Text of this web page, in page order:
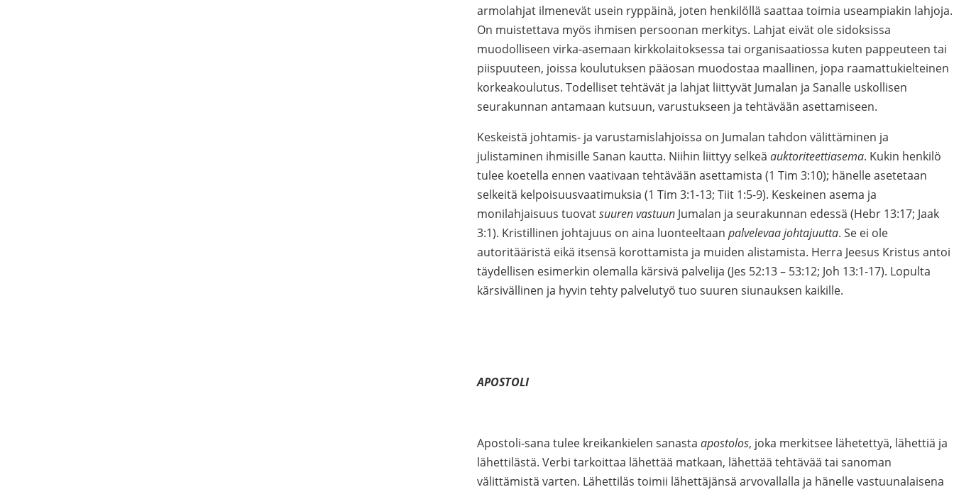
armolahjat ilmenevät usein ryppäinä, joten henkilöllä saattaa toimia useampiakin lahjoja.
On muistettava myös ihmisen persoonan merkitys. Lahjat eivät ole sidoksissa
muodolliseen virka-asemaan kirkkolaitoksessa tai organisaatiossa kuten pappeuteen tai
piispuuteen, joissa koulutuksen pääosan muodostaa maallinen, jopa raamattukielteinen
korkeakoulutus. Todelliset tehtävät ja lahjat liittyvät Jumalan ja Sanalle uskollisen
seurakunnan antamaan kutsuun, varustukseen ja tehtävään asettamiseen.
Keskeistä johtamis- ja varustamislahjoissa on Jumalan tahdon välittäminen ja
julistaminen ihmisille Sanan kautta. Niihin liittyy selkeä auktoriteettiasema. Kukin henkilö
tulee koetella ennen vaativaan tehtävään asettamista (1 Tim 3:10); hänelle asetetaan
selkeitä kelpoisuusvaatimuksia (1 Tim 3:1-13; Tiit 1:5-9). Keskeinen asema ja
monilahjaisuus tuovatsuuren vastuun Jumalan ja seurakunnan edessä (Hebr 13:17; Jaak
3:1). Kristillinen johtajuus on aina luonteeltaan palvelevaa johtajuutta. Se ei ole
autoritääristä eikä itsensä korottamista ja muiden alistamista. Herra Jeesus Kristus antoi
täydellisen esimerkin olemalla kärsivä palvelija (Jes 52:13 – 53:12; Joh 13:1-17). Lopulta
kärsivällinen ja hyvin tehty palvelutyö tuo suuren siunauksen kaikille.
APOSTOLI
Apostoli-sana tulee kreikankielen sanasta apostolos, joka merkitsee lähetettyä, lähettiä ja
lähettilästä. Verbi tarkoittaa lähettää matkaan, lähettää tehtävää tai sanoman
välittämistä varten. Lähettiläs toimii lähettäjänsä arvovallalla ja hänelle vastuunalaisena